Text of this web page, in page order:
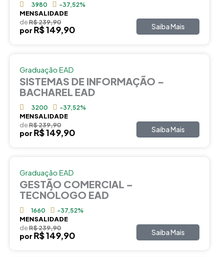
3980 -37,52%
MENSALIDADE
deR$ 239,90
por R$ 149,90 Saiba Mais
Graduação EAD
SISTEMAS DE INFORMAÇÃO –
BACHAREL EAD
3200 -37,52%
MENSALIDADE
deR$ 239,90
por R$ 149,90 Saiba Mais
Graduação EAD
GESTÃO COMERCIAL –
TECNÓLOGO EAD
1660 -37,52%
MENSALIDADE
deR$ 239,90
por R$ 149,90 Saiba Mais